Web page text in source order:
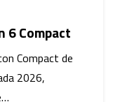
6 Compact
Compact de
2026,